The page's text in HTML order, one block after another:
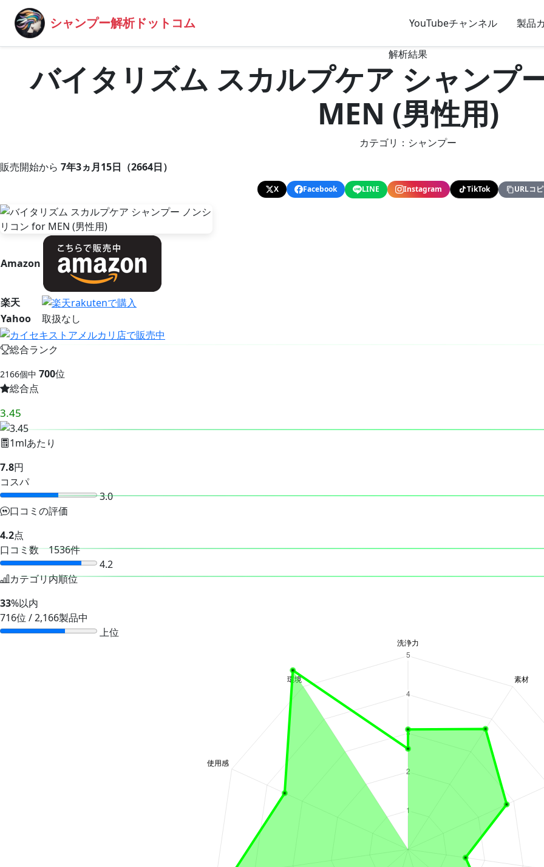
シャンプー解析ドットコム YouTubeチャンネル 製品
解析結果
バイタリズム スカルプケア シャンプ
MEN (男性用)
カテゴリ：シャンプー
販売開始から 7年3ヵ月15日（2664日）
X Facebook LINE Instagram TikTok URLコ
Amazon
楽天
Yahoo
取扱なし
総合ランク
2166個中 700位
総合点
3.45
1mlあたり
7.8円
コスパ
3.0
口コミの評価
4.2点
口コミ数 1536件
4.2
カテゴリ内順位
33%以内
716位 / 2,166製品中
上位